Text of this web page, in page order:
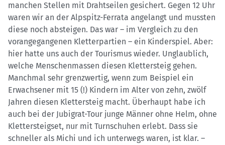
manchen Stellen mit Drahtseilen gesichert. Gegen 12 Uhr
waren wir an der Alpspitz-Ferrata angelangt und mussten
diese noch absteigen. Das war – im Vergleich zu den
vorangegangenen Kletterpartien – ein Kinderspiel. Aber:
hier hatte uns auch der Tourismus wieder. Unglaublich,
welche Menschenmassen diesen Klettersteig gehen.
Manchmal sehr grenzwertig, wenn zum Beispiel ein
Erwachsener mit 15 (!) Kindern im Alter von zehn, zwölf
Jahren diesen Klettersteig macht. Überhaupt habe ich
auch bei der Jubigrat-Tour junge Männer ohne Helm, ohne
Klettersteigset, nur mit Turnschuhen erlebt. Dass sie
schneller als Michi und ich unterwegs waren, ist klar. –